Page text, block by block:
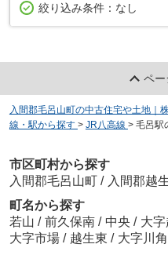
絞り込み条件： なし
ペ
入間郡毛呂山町の中古住宅や土地｜
線・駅から探す > JR八高線 > 毛呂駅
市区町村から探す
入間郡毛呂山町 / 入間郡越
町名から探す
若山 / 前久保南 / 中央 / 大
大字市場 / 越生東 / 大字川角